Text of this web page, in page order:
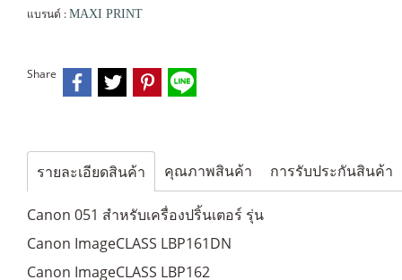
แบรนด์ : MAXI PRINT
Share
รายละเอียดสินค้า คุณภาพสินค้า การรับประกันสินค้า
Canon 051 สำหรับเครื่องปริ้นเตอร์ รุ่น
Canon ImageCLASS LBP161DN
Canon ImageCLASS LBP162